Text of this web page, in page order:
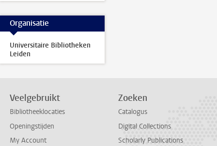
Organisatie
Universitaire Bibliotheken
Leiden
Veelgebruikt
Bibliotheeklocaties
Openingstijden
My Account
Zoeken
Catalogus
Digital Collections
Scholarly Publications